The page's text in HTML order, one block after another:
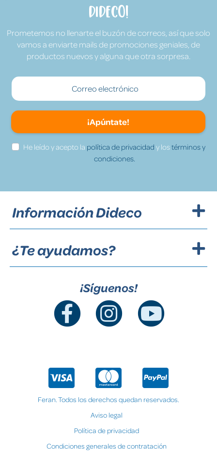
Dideco!
Prometemos no llenarte el buzón de correos, así que solo
vamos a enviarte mails de promociones geniales, de
productos nuevos y alguna que otra sorpresa.
¡Apúntate!
He leído y acepto la política de privacidad y lostérminos y
condiciones.
Información Dideco
¿Te ayudamos?
¡Síguenos!
Feran. Todos los derechos quedan reservados.
Aviso legal
Política de privacidad
Condiciones generales de contratación